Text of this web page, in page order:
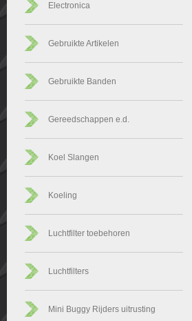
Electronica
Gebruikte Artikelen
Gebruikte Banden
Gereedschappen e.d.
Koel Slangen
Koeling
Luchtfilter toebehoren
Luchtfilters
Mini Buggy Rijders uitrusting